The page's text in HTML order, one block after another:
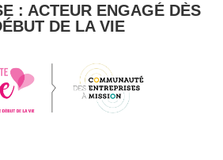
: ACTEUR ENGAGÉ DÈS
DE LA VIE